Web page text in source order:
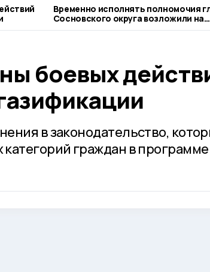
Временно исполнять полномочия
Сосновского округа возложили на
Сергея Попова
боевых
в законодательство,
граждан в программе